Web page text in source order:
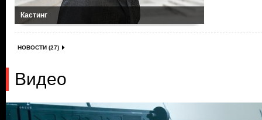
Кастинг
НОВОСТИ (27)
Видео